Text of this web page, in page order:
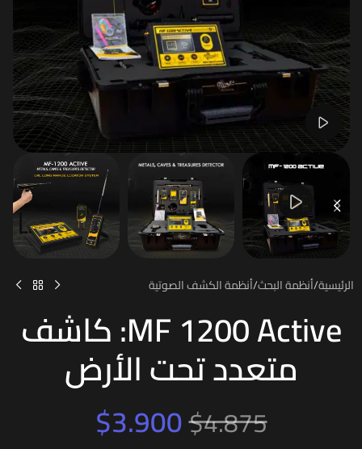
الرئيسية/أنظمة البحث/أنظمة الكشف الصوتية
MF 1200 Active: كاشف
متعدد تحت الأرض
$4.875
$3.900